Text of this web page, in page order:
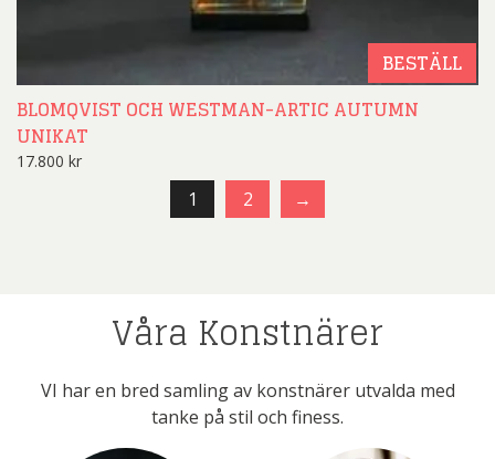
BESTÄLL
BLOMQVIST OCH WESTMAN-ARTIC AUTUMN
UNIKAT
17.800 kr
1 2 →
Våra Konstnärer
VI har en bred samling av konstnärer utvalda med
tanke på stil och finess.